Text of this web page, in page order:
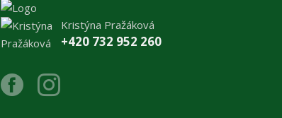
Kristýna Pražáková
+420 732 952 260